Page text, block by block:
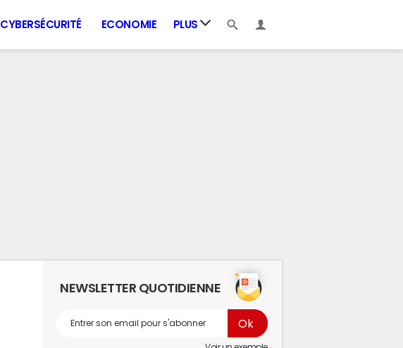
CYBERSÉCURITÉ ECONOMIE PLUS
NEWSLETTER QUOTIDIENNE